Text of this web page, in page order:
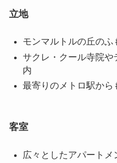
立地
モンマルトルの丘のふ
サクレ・クール寺院や
内
最寄りのメトロ駅から
客室
広々としたアパート